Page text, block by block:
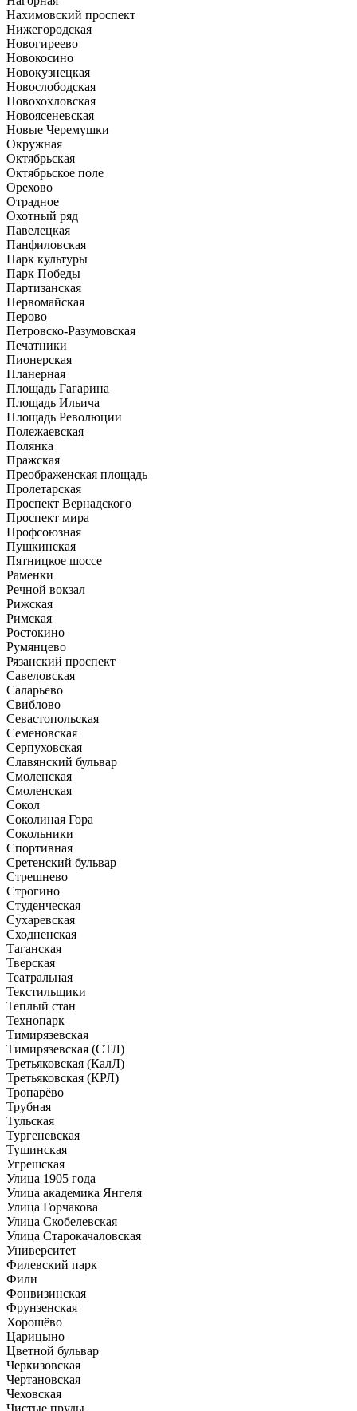
Нахимовский проспект
Нижегородская
Новогиреево
Новокосино
Новокузнецкая
Новослободская
Новохохловская
Новоясеневская
Новые Черемушки
Окружная
Октябрьская
Октябрьское поле
Орехово
Отрадное
Охотный ряд
Павелецкая
Панфиловская
Парк культуры
Парк Победы
Партизанская
Первомайская
Перово
Петровско-Разумовская
Печатники
Пионерская
Планерная
Площадь Гагарина
Площадь Ильича
Площадь Революции
Полежаевская
Полянка
Пражская
Преображенская площадь
Пролетарская
Проспект Вернадского
Проспект мира
Профсоюзная
Пушкинская
Пятницкое шоссе
Раменки
Речной вокзал
Рижская
Римская
Ростокино
Румянцево
Рязанский проспект
Савеловская
Саларьево
Свиблово
Севастопольская
Семеновская
Серпуховская
Славянский бульвар
Смоленская
Смоленская
Сокол
Соколиная Гора
Сокольники
Спортивная
Сретенский бульвар
Стрешнево
Строгино
Студенческая
Сухаревская
Сходненская
Таганская
Тверская
Театральная
Текстильщики
Теплый стан
Технопарк
Тимирязевская
Тимирязевская (СТЛ)
Третьяковская (КалЛ)
Третьяковская (КРЛ)
Тропарёво
Трубная
Тульская
Тургеневская
Тушинская
Угрешская
Улица 1905 года
Улица академика Янгеля
Улица Горчакова
Улица Скобелевская
Улица Старокачаловская
Университет
Филевский парк
Фили
Фонвизинская
Фрунзенская
Хорошёво
Царицыно
Цветной бульвар
Черкизовская
Чертановская
Чеховская
Чистые пруды